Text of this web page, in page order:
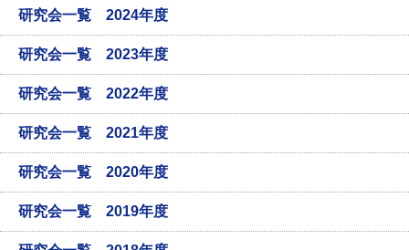
研究会一覧 2024年度
研究会一覧 2023年度
研究会一覧 2022年度
研究会一覧 2021年度
研究会一覧 2020年度
研究会一覧 2019年度